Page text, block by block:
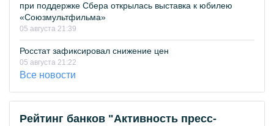
при поддержке Сбера открылась выставка к юбилею
«Союзмультфильма»
05 августа 21:39
Росстат зафиксировал снижение цен
05 августа 21:22
Все новости
Рейтинг банков "Активность пресс-